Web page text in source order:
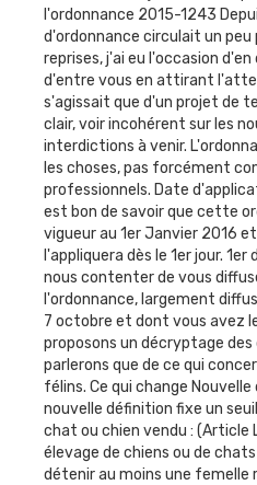
l'ordonnance 2015-1243
d'ordonnance circulait un peu
reprises, j'ai eu l'occasion
d'entre vous en attirant
s'agissait que d'un projet de
clair, voir incohérent sur les
interdictions à venir.
les choses, pas forcément
professionnels. Date
est bon de savoir que cette
vigueur au 1er Janvier 2016
l'appliquera dès le 1er jour.
nous contenter de vous
l'ordonnance, largement
7 octobre et dont vous avez
proposons un décryptage
parlerons que de ce qui
félins. Ce qui change
nouvelle définition fixe un
chat ou chien vendu : (Article
élevage de chiens ou de
détenir au moins une femelle